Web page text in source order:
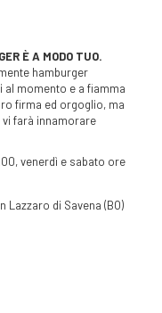
È A MODO TUO.
hamburger
al momento e a fiamma
firma ed orgoglio, ma
farà innamorare
venerdì e sabato ore
Lazzaro di Savena (BO)